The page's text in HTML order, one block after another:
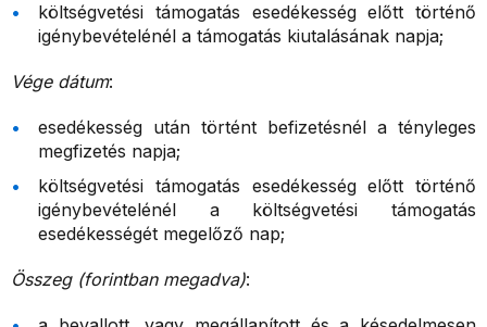
költségvetési támogatás esedékesség előtt történő
igénybevételénél a támogatás kiutalásának napja;
Vége dátum:
esedékesség után történt befizetésnél a tényleges
megfizetés napja;
költségvetési támogatás esedékesség előtt történő
igénybevételénél a költségvetési támogatás
esedékességét megelőző nap;
Összeg (forintban megadva):